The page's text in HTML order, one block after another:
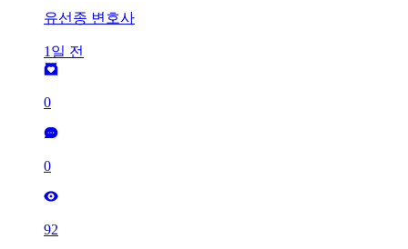
유선종 변호사
1일 전
0
0
92